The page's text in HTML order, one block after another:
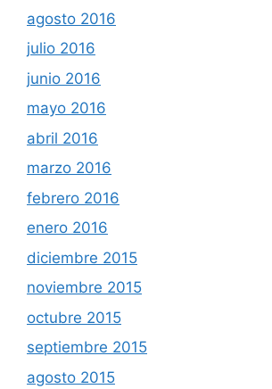
agosto 2016
julio 2016
junio 2016
mayo 2016
abril 2016
marzo 2016
febrero 2016
enero 2016
diciembre 2015
noviembre 2015
octubre 2015
septiembre 2015
agosto 2015